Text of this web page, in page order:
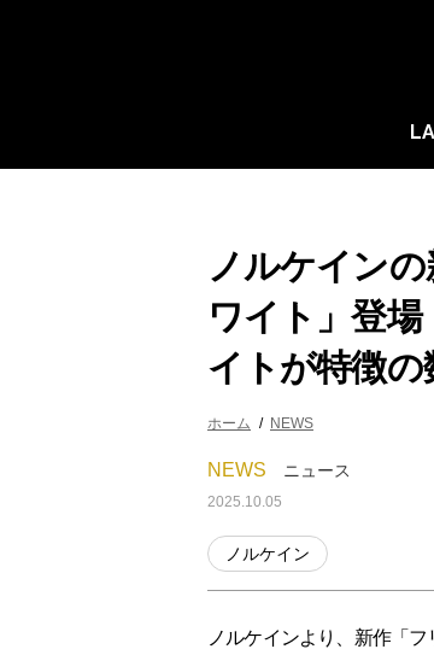
ノルケイン
ワイト」登
イトが特徴
ホーム NEWS
NEWS ニュース
2025.10.05
ノルケイン
ノルケインより、新作「